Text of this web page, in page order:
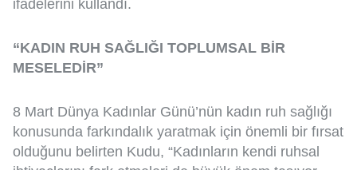
ifadelerini kullandı.
“KADIN RUH SAĞLIĞI TOPLUMSAL BİR
MESELEDİR”
8 Mart Dünya Kadınlar Günü’nün kadın ruh sağlığı
konusunda farkındalık yaratmak için önemli bir fırsat
olduğunu belirten Kudu, “Kadınların kendi ruhsal